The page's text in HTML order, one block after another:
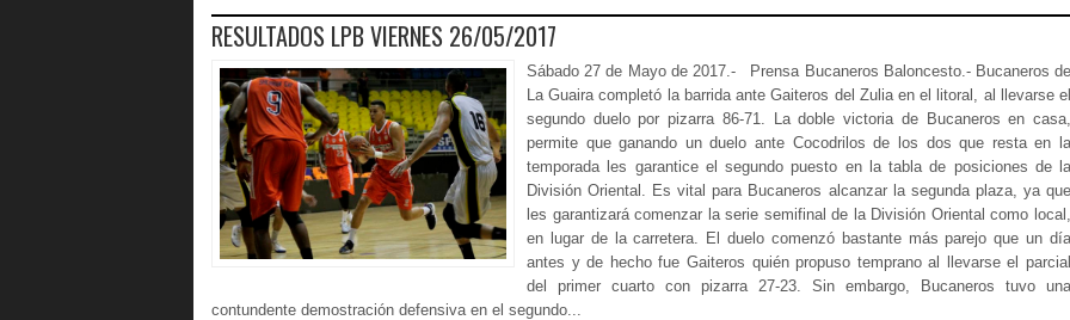
RESULTADOS LPB VIERNES 26/05/2017
Sábado 27 de Mayo de 2017.- Prensa Bucaneros Baloncesto.- Bucaneros de
La Guaira completó la barrida ante Gaiteros del Zulia en el litoral, al llevarse el
segundo duelo por pizarra 86-71. La doble victoria de Bucaneros en casa,
permite que ganando un duelo ante Cocodrilos de los dos que resta en la
temporada les garantice el segundo puesto en la tabla de posiciones de la
División Oriental. Es vital para Bucaneros alcanzar la segunda plaza, ya que
les garantizará comenzar la serie semifinal de la División Oriental como local,
en lugar de la carretera. El duelo comenzó bastante más parejo que un día
antes y de hecho fue Gaiteros quién propuso temprano al llevarse el parcial
del primer cuarto con pizarra 27-23. Sin embargo, Bucaneros tuvo una
contundente demostración defensiva en el segundo...